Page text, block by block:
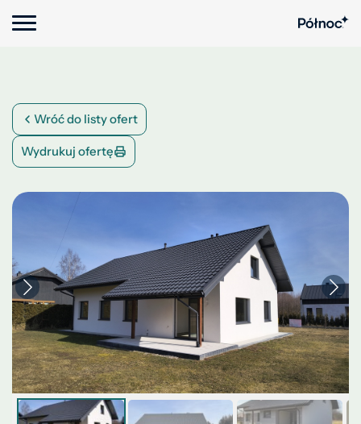
Wróć do listy ofert
Wydrukuj ofertę